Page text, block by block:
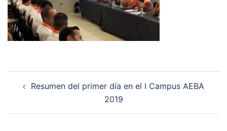
Resumen del primer día en el I Campus AEBA
2019